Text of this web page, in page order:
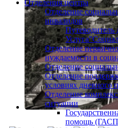
Отделения центра
Отделение
инвалидов
Путеводитель
Отделение
нуждаемости в
Отделение
Отделение
условиях дневного
Отделение
ситуации
помощь